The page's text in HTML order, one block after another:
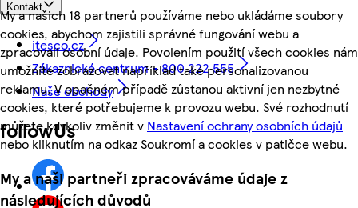
My a našich 18 partnerů používáme nebo ukládáme soubory
cookies, abychom zajistili správné fungování webu a
zpracovali osobní údaje. Povolením použití všech cookies nám
umožníte zobrazovat například také personalizovanou
reklamu. V opačném případě zůstanou aktivní jen nezbytné
cookies, které potřebujeme k provozu webu. Své rozhodnutí
můžete kdykoliv změnit v Nastavení ochrany osobních údajů
nebo kliknutím na odkaz Soukromí a cookies v patičce webu.
My a naši partneři zpracováváme údaje z
následujících důvodů
Kontakt
itesco.cz
Zákaznické centrum - 800 222 555
Naše obchody
followUs